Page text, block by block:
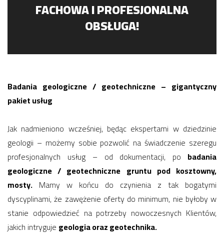
FACHOWA I PROFESJONALNA
OBSŁUGA!
Badania geologiczne / geotechniczne – gigantyczny
pakiet usług
Jak nadmieniono wcześniej, będąc ekspertami w dziedzinie
geologii – możemy sobie pozwolić na świadczenie szeregu
profesjonalnych usług – od dokumentacji, po badania
geologiczne / geotechniczne gruntu pod kosztowny,
mosty. Mamy w końcu do czynienia z tak bogatymi
dyscyplinami, że zawężenie oferty do minimum, nie byłoby w
stanie odpowiedzieć na potrzeby nowoczesnych Klientów,
jakich intryguje geologia oraz geotechnika.